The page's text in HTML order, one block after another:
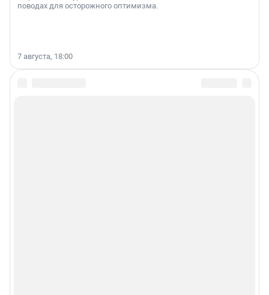
поводах для осторожного оптимизма.
7 августа, 18:00